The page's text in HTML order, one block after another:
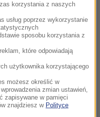
prowadzi rozmowy
Iranem, a także z
rozwiązanie dla
Tayyip Erdogan i
co najmniej trzy
minister spraw
korzystania z naszych
usług poprzez wykorzystanie
sposobu korzystania z
które odpowiadają
użytkownika korzystającego
możesz określić w
zmian ustawień,
zapisywane w pamięci
znajdziesz w Polityce